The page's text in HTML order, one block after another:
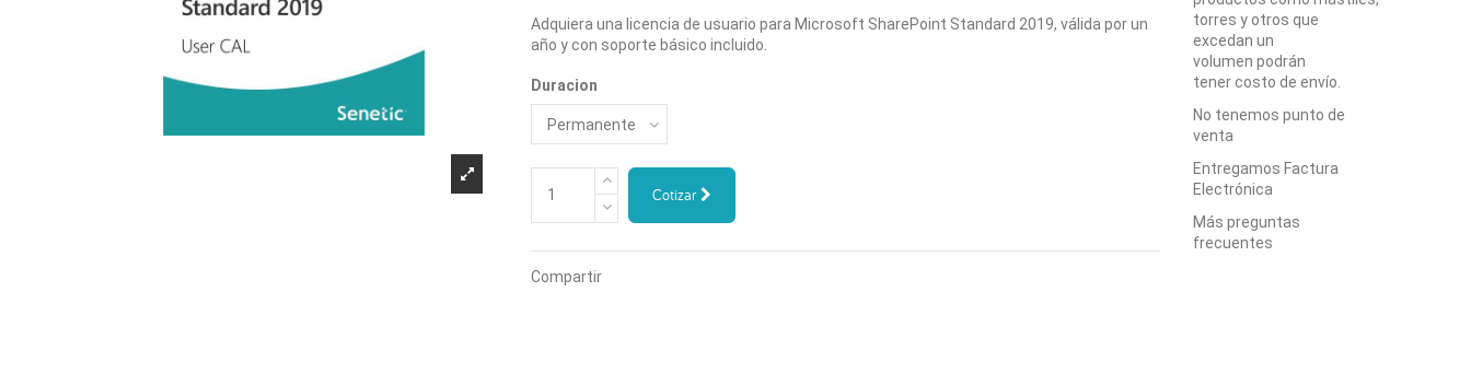
Adquiera una licencia de usuario para Microsoft SharePoint Standard 2019, válida por un
año y con soporte básico incluido.
Duracion
Cotizar
Compartir
torres y otros que
excedan un
volumen podrán
tener costo de envío.
No tenemos punto de
venta
Entregamos Factura
Electrónica
Más preguntas
frecuentes